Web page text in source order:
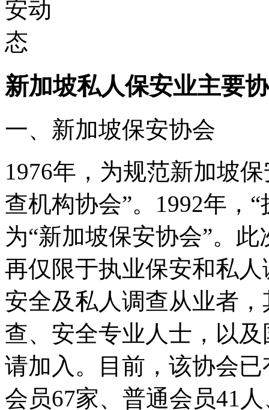
新加坡私人保安业主要
一、新加坡保安协会
1976年，为规范新加坡
查机构协会”。1992年，
为“新加坡保安协会”。
再仅限于执业保安和私
安全及私人调查从业者
查、安全专业人士，以
请加入。目前，该协会
会员67家、普通会员41